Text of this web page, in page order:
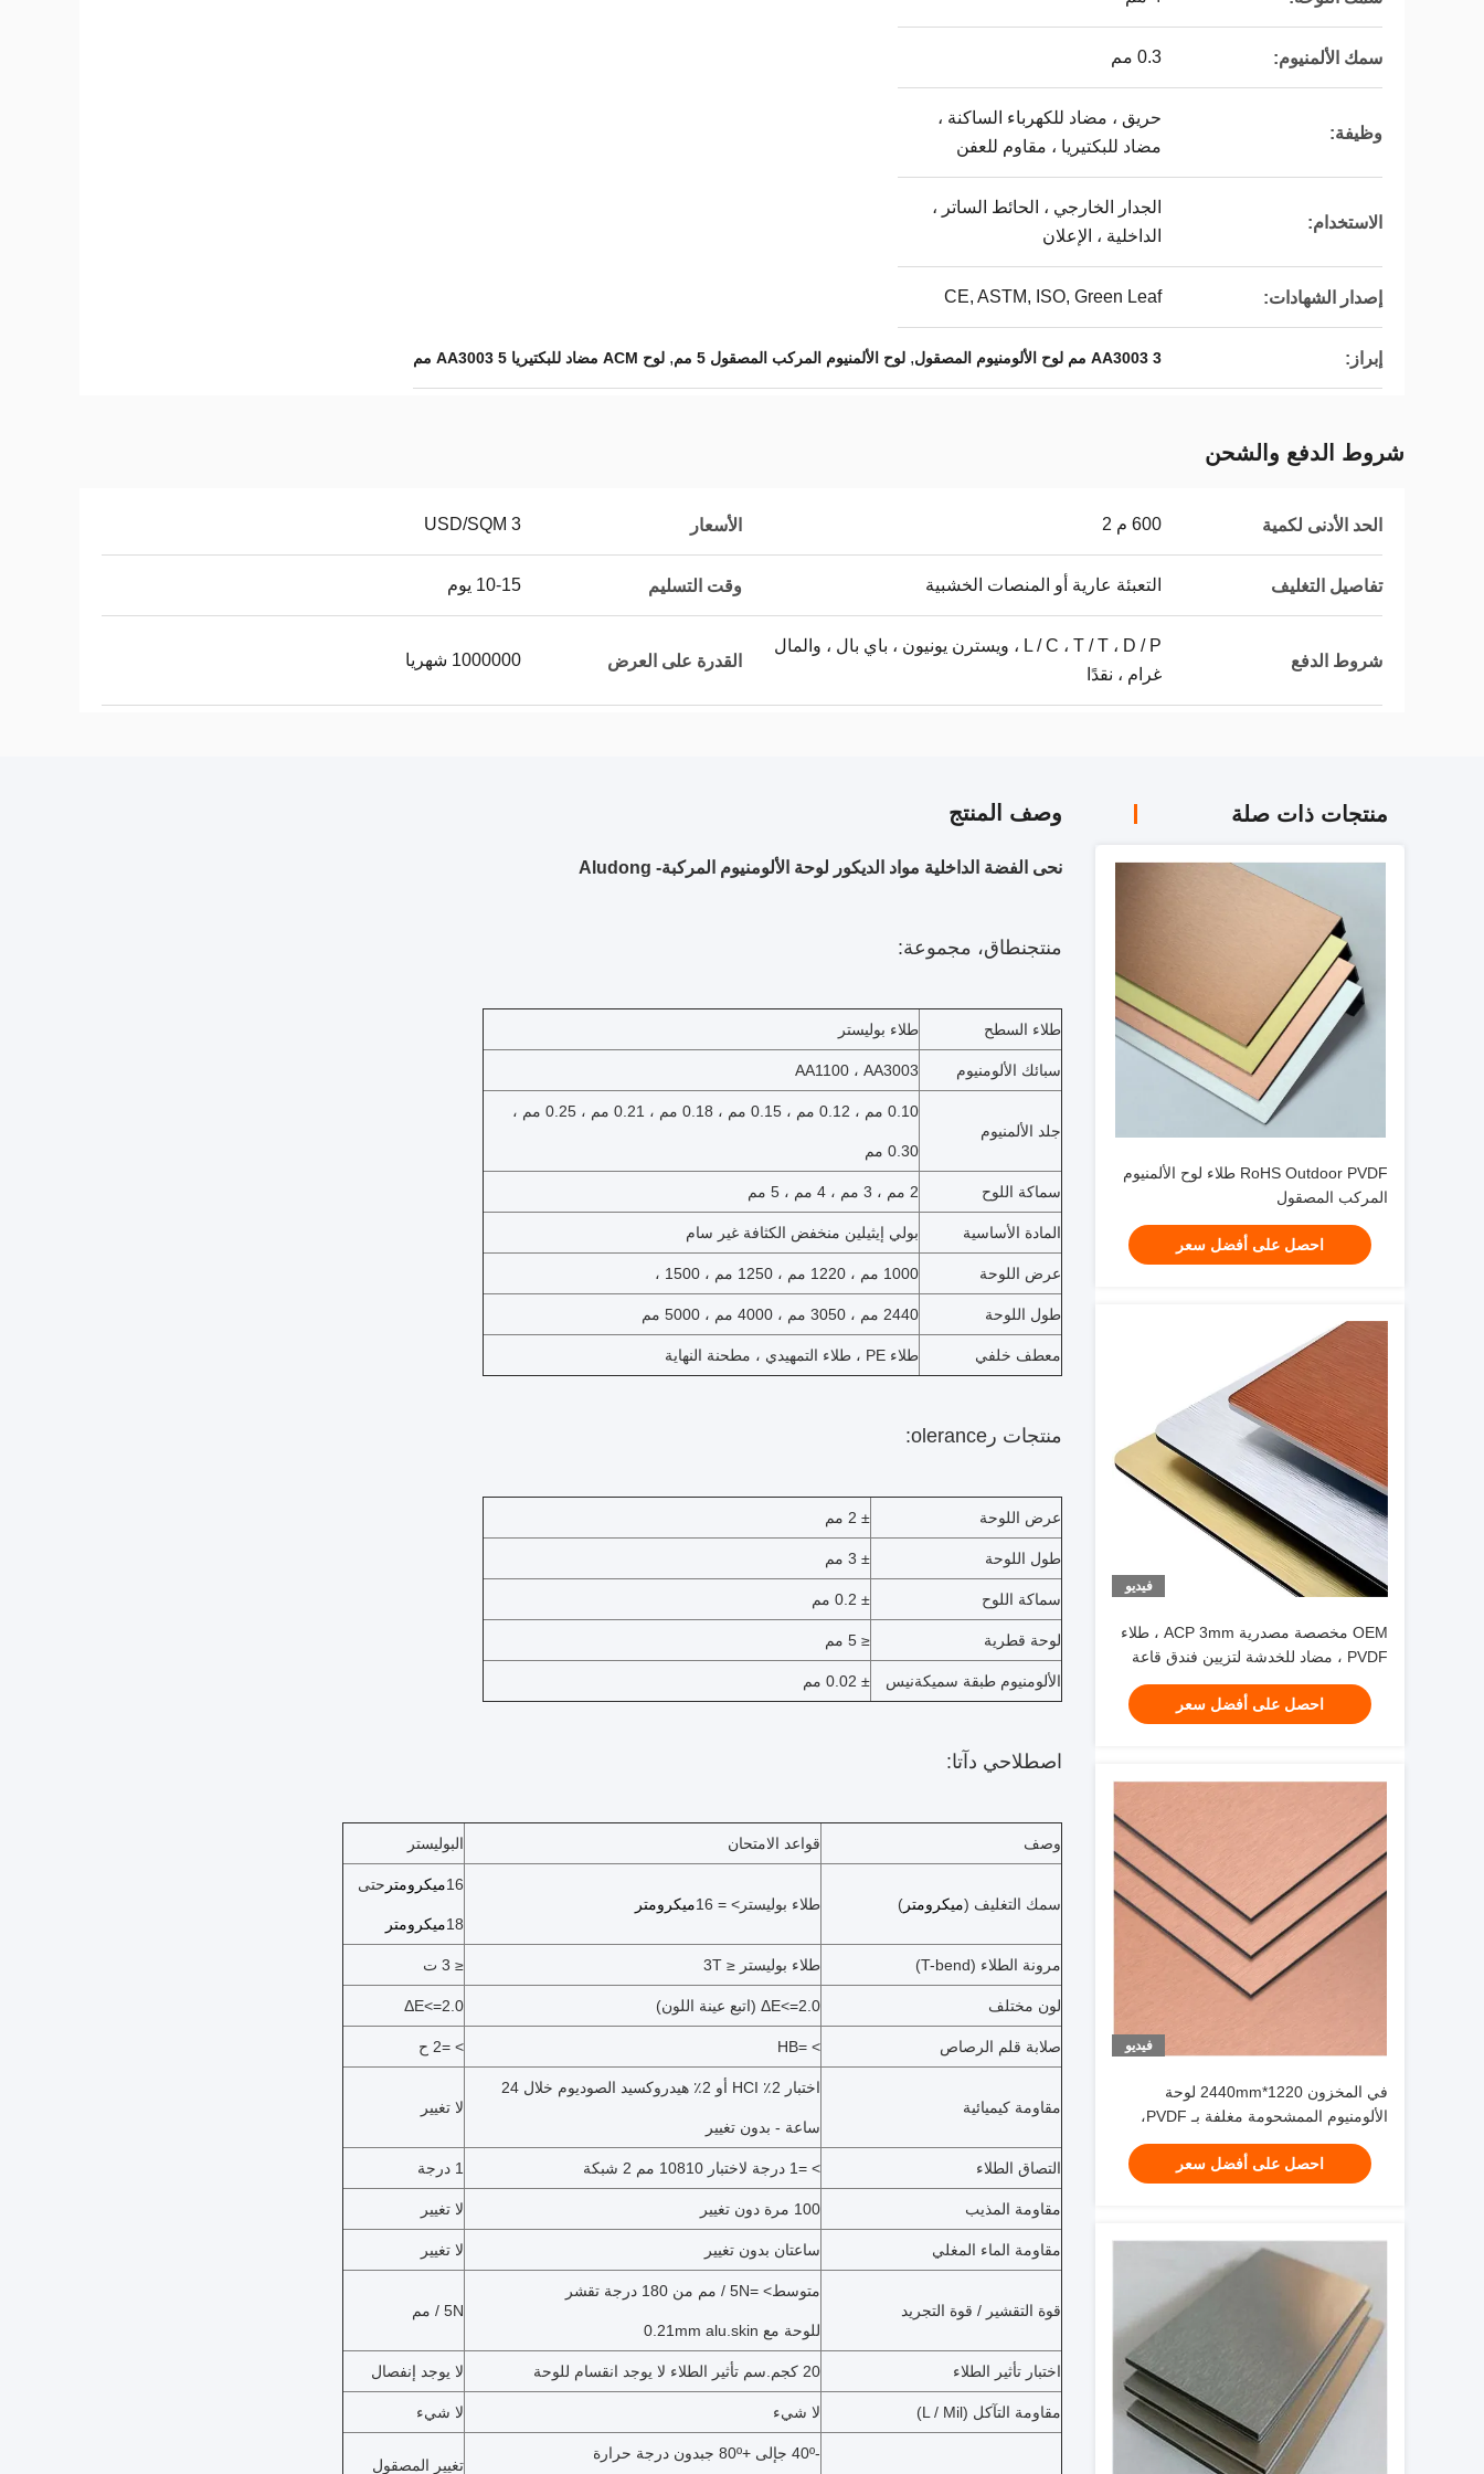
سمك الألمنيوم: 0.3 مم
وظيفة:
حريق ، مضاد للكهرباء الساكنة ،
مضاد للبكتيريا ، مقاوم للعفن
الاستخدام:
الجدار الخارجي ، الحائط الساتر ،
الداخلية ، الإعلان
إصدار الشهادات: CE, ASTM, ISO, Green Leaf
إبراز: AA3003 3 مم لوح الألومنيوم المصقول , لوح الألمنيوم المركب المصقول 5 مم , لوح ACM مضاد للبكتيريا AA3003 5 مم
شروط الدفع والشحن
الحد الأدنى لكمية 600 م 2 الأسعار 3 USD/SQM
تفاصيل التغليف التعبئة عارية أو المنصات الخشبية وقت التسليم 10-15 يوم
شروط الدفع
L / C ، T / T ، D / P ، ويسترن يونيون ، باي بال ، والمال
غرام ، نقدًا
القدرة على العرض 1000000 شهريا
منتجات ذات صلة
RoHS Outdoor PVDF طلاء لوح الألمنيوم
المركب المصقول
احصل على أفضل سعر
فيديو
OEM مخصصة مصدرية ACP 3mm ، طلاء
PVDF ، مضاد للخدشة لتزيين فندق قاعة
المترو
احصل على أفضل سعر
فيديو
في المخزون 1220*2440mm لوحة
الألومنيوم الممشحومة مغلفة بـ PVDF،
مقاومة للطقس لجدار الستار ISO
9001مصنع
احصل على أفضل سعر
وصف المنتج
نحى الفضة الداخلية مواد الديكور لوحة الألومنيوم المركبة- Aludong
منتجنطاق، مجموعة:
طلاء السطح طلاء بوليستر
سبائك الألومنيوم AA1100 ، AA3003
جلد الألمنيوم
0.10 مم ، 0.12 مم ، 0.15 مم ، 0.18 مم ، 0.21 مم ، 0.25 مم ،
0.30 مم
سماكة اللوح 2 مم ، 3 مم ، 4 مم ، 5 مم
المادة الأساسية بولي إيثيلين منخفض الكثافة غير سام
عرض اللوحة 1000 مم ، 1220 مم ، 1250 مم ، 1500 ،
طول اللوحة 2440 مم ، 3050 مم ، 4000 مم ، 5000 مم
معطف خلفي طلاء PE ، طلاء التمهيدي ، مطحنة النهاية
منتجات ر olerance:
عرض اللوحة ± 2 مم
طول اللوحة ± 3 مم
سماكة اللوح ± 0.2 مم
لوحة قطرية ≤ 5 مم
الألومنيوم طبقة سميكةنيس ± 0.02 مم
اصطلاحي د آتا:
وصف قواعد الامتحان البوليستر
سمك التغليف (ميكرومتر ) طلاء بوليستر> = 16 ميكرومتر
16ميكرومتر حتى
18ميكرومتر
مرونة الطلاء (T-bend) طلاء بوليستر ≤ 3T ≤ 3 ت
لون مختلف ΔE<=2.0 (اتبع عينة اللون) ΔE<=2.0
صلابة قلم الرصاص > =
HB
> =2 ح
مقاومة كيميائية
اختبار 2٪ HCI أو 2٪ هيدروكسيد الصوديوم خلال 24
ساعة - بدون تغيير
لا تغيير
التصاق الطلاء > =1 درجة لاختبار 10810 مم 2 شبكة 1 درجة
مقاومة المذيب 100 مرة دون تغيير لا تغيير
مقاومة الماء المغلي ساعتان بدون تغيير لا تغيير
قوة التقشير / قوة التجريد
متوسط> =5N / مم من 180 درجة تقشر
للوحة مع 0.21mm alu.skin
5N / مم
اختبار تأثير الطلاء 20 كجم.سم تأثير الطلاء لا يوجد انقسام للوحة لا يوجد إنفصال
مقاومة التآكل (L / Mil) لا شيء لا شيء
-40º ج إلى +80º ج بدون درجة حرارة
تغيير المصقول